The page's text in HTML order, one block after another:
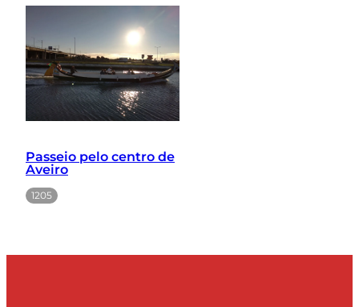
Passeio pelo centro de
Aveiro
1205